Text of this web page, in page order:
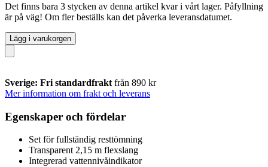
Det finns bara 3 stycken av denna artikel kvar i vårt lager. Påfyllning
är på väg! Om fler beställs kan det påverka leveransdatumet.
Lägg i varukorgen
Sverige: Fri standardfrakt från 890 kr
Mer information om frakt och leverans
Egenskaper och fördelar
Set för fullständig resttömning
Transparent 2,15 m flexslang
Integrerad vattennivåindikator